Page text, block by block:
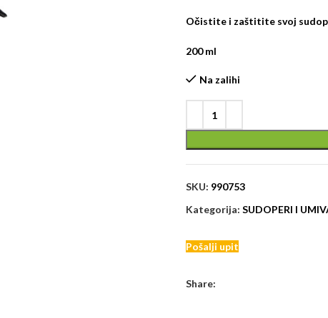
Očistite i zaštitite svoj
200 ml
Na zalihi
SKU: 990753
Kategorija: SUDOPERI I
Pošalji upit
Share: